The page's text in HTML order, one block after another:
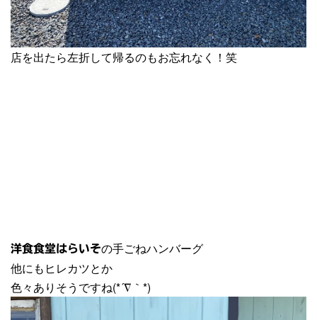
店を出たら左折して帰るのもお忘れなく！笑
洋食食堂はらいその手ごねハンバーグ
他にもヒレカツとか
色々ありそうですね(*´∇｀*)